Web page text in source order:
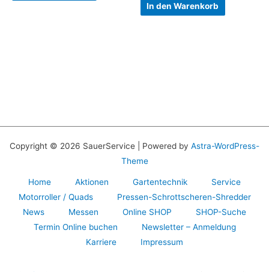
In den Warenkorb
Copyright © 2026 SauerService | Powered by Astra-WordPress-
Theme
Home Aktionen Gartentechnik
Service
Motorroller / Quads
Pressen-Schrottscheren-Shredder
News
Messen Online SHOP
SHOP-Suche
Termin Online buchen
Newsletter – Anmeldung
Karriere
Impressum